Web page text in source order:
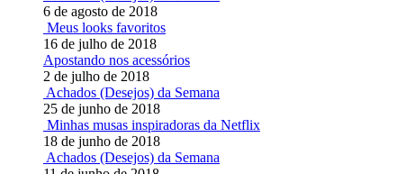
6 de agosto de 2018
Meus looks favoritos
16 de julho de 2018
Apostando nos acessórios
2 de julho de 2018
Achados (Desejos) da Semana
25 de junho de 2018
Minhas musas inspiradoras da Netflix
18 de junho de 2018
Achados (Desejos) da Semana